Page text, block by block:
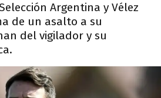
Argentina y Vélez
de un asalto a su
del vigilador y su